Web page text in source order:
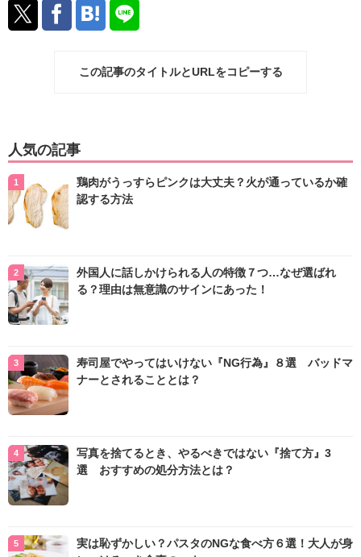
この記事のタイトルとURLをコピーする
人気の記事
鶏肉がうっすらピンクは大丈夫？火が通っているか確
認する方法
外国人に話しかけられる人の特徴７つ…なぜ選ばれ
る？理由は無意識のサインにあった！
寿司屋でやってはいけない『NG行為』８選 バッドマ
ナーとされることとは？
写真を捨てるとき、やるべきではない『捨て方』3
選 おすすめの処分方法とは？
実は恥ずかしい？パスタのNGな食べ方６選！大人が身